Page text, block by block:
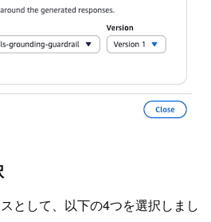
として、以下の4つを選択しまし